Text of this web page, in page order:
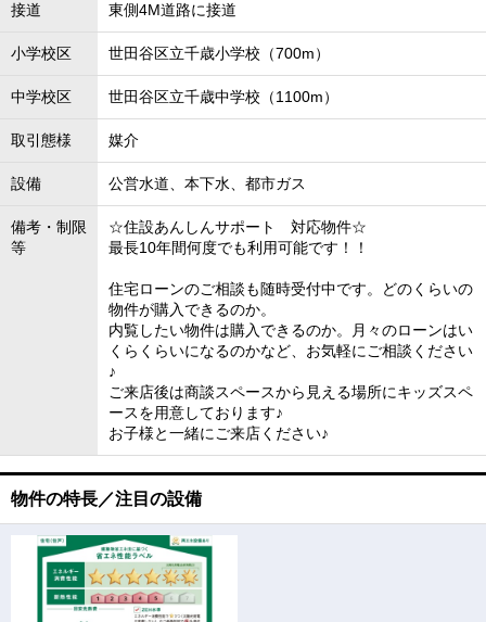
接道 東側4M道路に接道
小学校区 世田谷区立千歳小学校（700m）
中学校区 世田谷区立千歳中学校（1100m）
取引態様 媒介
設備 公営水道、本下水、都市ガス
備考・制限
等
☆住設あんしんサポート 対応物件☆
最長10年間何度でも利用可能です！！
住宅ローンのご相談も随時受付中です。どのくらいの
物件が購入できるのか。
内覧したい物件は購入できるのか。月々のローンはい
くらくらいになるのかなど、お気軽にご相談ください
♪
ご来店後は商談スペースから見える場所にキッズスペ
ースを用意しております♪
お子様と一緒にご来店ください♪
物件の特長／注目の設備